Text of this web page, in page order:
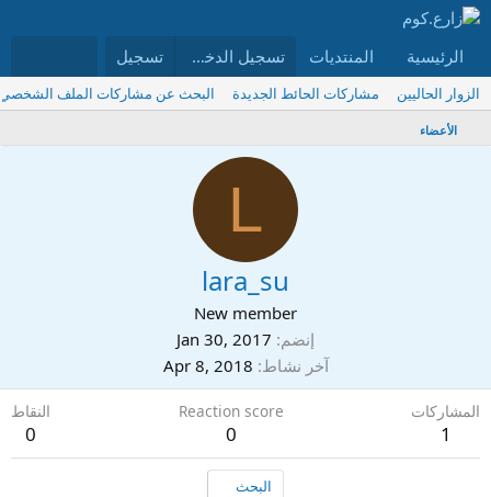
الرئيسية المنتديات ما الجديد الأعضاء تسجيل الدخول تسجيل
الزوار الحاليين مشاركات الحائط الجديدة البحث عن مشاركات الملف الشخصي
الأعضاء
L
lara_su
New member
إنضم Jan 30, 2017
آخر نشاط Apr 8, 2018
المشاركات
1
Reaction score
0
النقاط
0
البحث